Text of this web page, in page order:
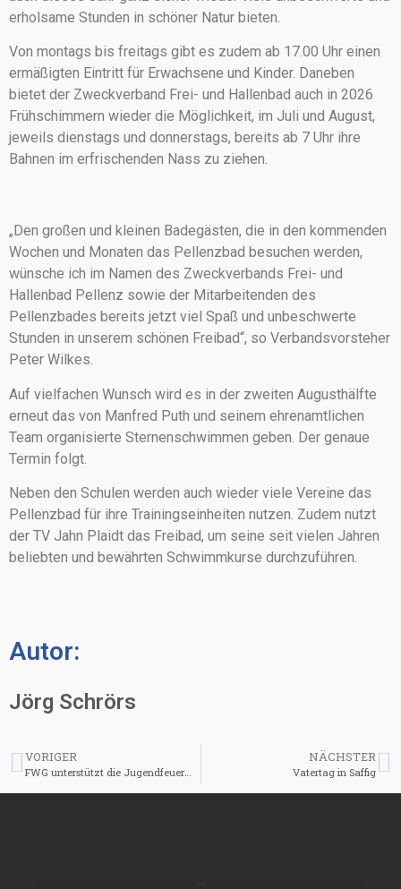
erholsame Stunden in schöner Natur bieten.
Von montags bis freitags gibt es zudem ab 17.00 Uhr einen
ermäßigten Eintritt für Erwachsene und Kinder. Daneben
bietet der Zweckverband Frei- und Hallenbad auch in 2026
Frühschimmern wieder die Möglichkeit, im Juli und August,
jeweils dienstags und donnerstags, bereits ab 7 Uhr ihre
Bahnen im erfrischenden Nass zu ziehen.
„Den großen und kleinen Badegästen, die in den kommenden
Wochen und Monaten das Pellenzbad besuchen werden,
wünsche ich im Namen des Zweckverbands Frei- und
Hallenbad Pellenz sowie der Mitarbeitenden des
Pellenzbades bereits jetzt viel Spaß und unbeschwerte
Stunden in unserem schönen Freibad“, so Verbandsvorsteher
Peter Wilkes.
Auf vielfachen Wunsch wird es in der zweiten Augusthälfte
erneut das von Manfred Puth und seinem ehrenamtlichen
Team organisierte Sternenschwimmen geben. Der genaue
Termin folgt.
Neben den Schulen werden auch wieder viele Vereine das
Pellenzbad für ihre Trainingseinheiten nutzen. Zudem nutzt
der TV Jahn Plaidt das Freibad, um seine seit vielen Jahren
beliebten und bewährten Schwimmkurse durchzuführen.
Autor:
Jörg Schrörs
VORIGER
FWG unterstützt die Jugendfeuerwehr
NÄCHSTER
Vatertag in Saffig